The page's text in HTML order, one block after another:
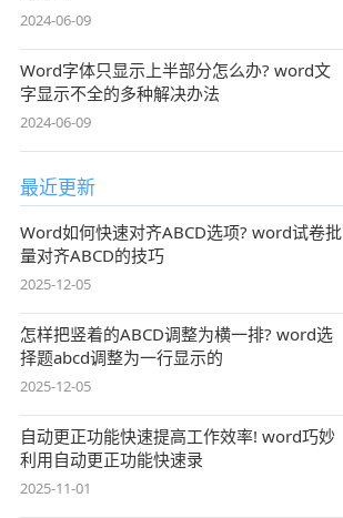
2024-06-09
Word字体只显示上半部分怎么办? word文
字显示不全的多种解决办法
2024-06-09
最近更新
Word如何快速对齐ABCD选项? word试卷批
量对齐ABCD的技巧
2025-12-05
怎样把竖着的ABCD调整为横一排? word选
择题abcd调整为一行显示的
2025-12-05
自动更正功能快速提高工作效率! word巧妙
利用自动更正功能快速录
2025-11-01